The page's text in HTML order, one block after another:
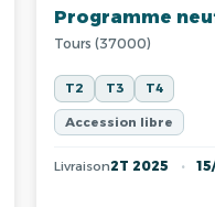
Programme
Tours (37000)
T2 T3 T4
Accession libre
Livraison2T 2025